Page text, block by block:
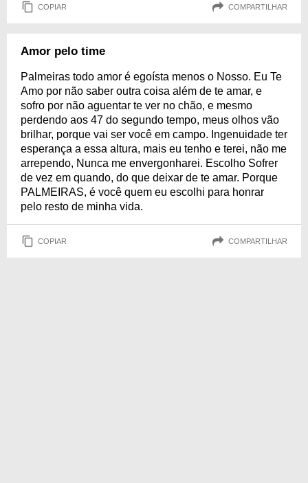
COPIAR COMPARTILHAR
Amor pelo time
Palmeiras todo amor é egoísta menos o Nosso. Eu Te
Amo por não saber outra coisa além de te amar, e
sofro por não aguentar te ver no chão, e mesmo
perdendo aos 47 do segundo tempo, meus olhos vão
brilhar, porque vai ser você em campo. Ingenuidade ter
esperança a essa altura, mais eu tenho e terei, não me
arrependo, Nunca me envergonharei. Escolho Sofrer
de vez em quando, do que deixar de te amar. Porque
PALMEIRAS, é você quem eu escolhi para honrar
pelo resto de minha vida.
COPIAR COMPARTILHAR